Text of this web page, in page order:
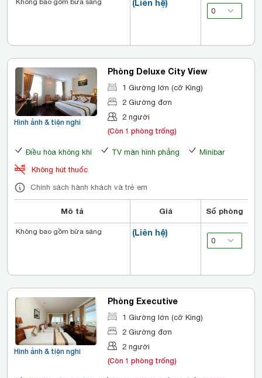
(Liên hệ)
Không bao gồm bữa sáng
Hình ảnh & tiện nghi
Phòng Deluxe City View
1 Giường lớn (cỡ King)
2 Giường đơn
2 người
(Còn 1 phòng trống)
Điều hòa không khí TV màn hình phẳng
Minibar
Không hút thuốc
Chính sách hành khách và trẻ em
Mô tả Giá Số phòng
(Liên hệ)
Không bao gồm bữa sáng
Hình ảnh & tiện nghi
Phòng Executive
1 Giường lớn (cỡ King)
2 Giường đơn
2 người
(Còn 1 phòng trống)